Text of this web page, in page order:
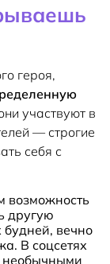
героя,
участвуют в
— строгие
себя с
возможность
другую
вечно
В соцсетях
необычными